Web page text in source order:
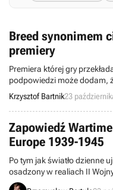
Breed synonimem
premiery
Premiera której gry
podpowiedzi może dodam,
pierwszoosobową, zaś za
Designs. Tak – chodzi o
razem (albo byliście pewni,
wersja omawianego tytułu
przed 2004 rokiem! Ech...
Krzysztof Bartnik23
Zapowiedź
Europe 1939-1945
Po tym jak światło dzienne
osadzony w realiach II
Maddox Games, wyszedł z